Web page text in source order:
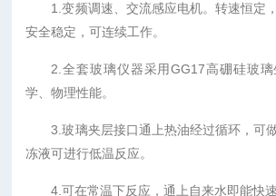
1.变频调速、交流感应电机。转速恒定
安全稳定，可连续工作。
2.全套玻璃仪器采用GG17高硼硅玻
学、物理性能。
3.玻璃夹层接口通上热油经过循环，可
冻液可进行低温反应。
4.可在常温下反应，通上自来水即能快